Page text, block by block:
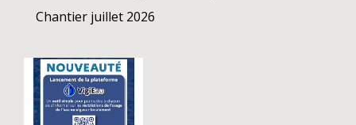
Chantier juillet 2026